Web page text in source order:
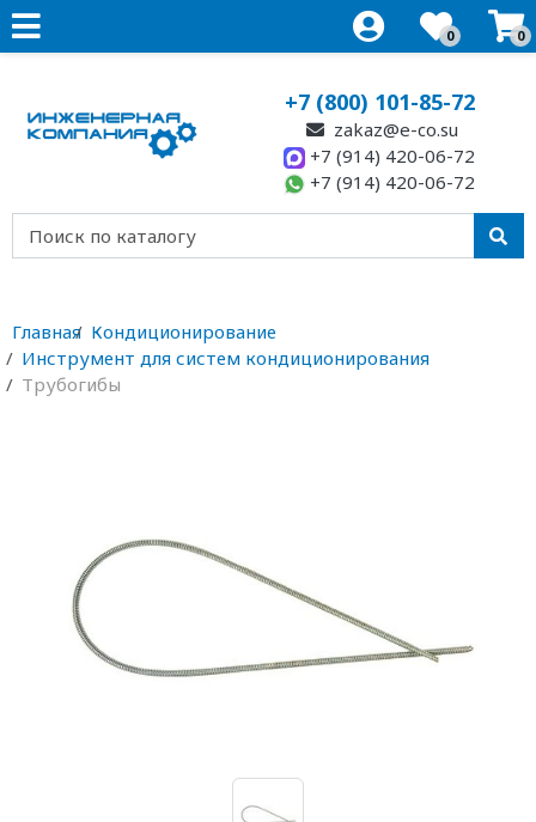
0 0
+7 (800) 101-85-72
zakaz@e-co.su
+7 (914) 420-06-72
+7 (914) 420-06-72
Главная Кондиционирование
Инструмент для систем кондиционирования
Трубогибы